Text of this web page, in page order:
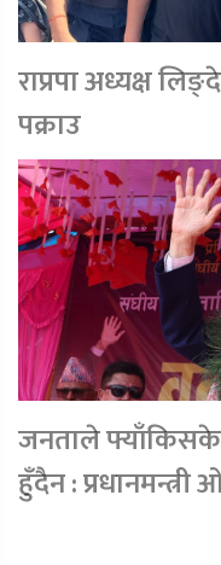
राप्रपा अध्यक्ष
पक्राउ
जनताले
हुँदैन : प्रधानमन्त्री